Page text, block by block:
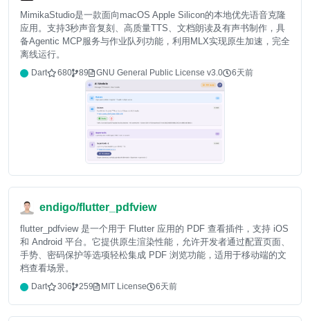
MimikaStudio是一款面向macOS Apple Silicon的本地优先语音克隆
应用。支持3秒声音复刻、高质量TTS、文档朗读及有声书制作，具
备Agentic MCP服务与作业队列功能，利用MLX实现原生加速，完全
离线运行。
Dart 680 89 GNU General Public License v3.0 6天前
endigo/flutter_pdfview
flutter_pdfview 是一个用于 Flutter 应用的 PDF 查看插件，支持 iOS
和 Android 平台。它提供原生渲染性能，允许开发者通过配置页面、
手势、密码保护等选项轻松集成 PDF 浏览功能，适用于移动端的文
档查看场景。
Dart 306 259 MIT License 6天前